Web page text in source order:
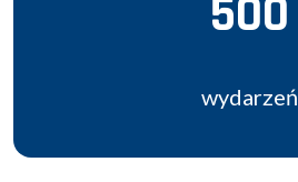
500
wydarzeń